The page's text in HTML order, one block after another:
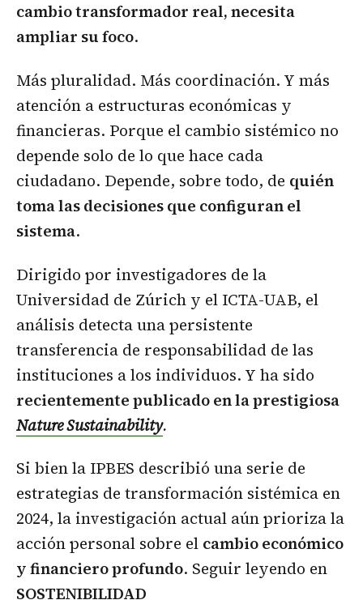
cambio transformador real, necesita
ampliar su foco.
Más pluralidad. Más coordinación. Y más
atención a estructuras económicas y
financieras. Porque el cambio sistémico no
depende solo de lo que hace cada
ciudadano. Depende, sobre todo, de quién
toma las decisiones que configuran el
sistema.
Dirigido por investigadores de la
Universidad de Zúrich y el ICTA-UAB, el
análisis detecta una persistente
transferencia de responsabilidad de las
instituciones a los individuos. Y ha sido
recientemente publicado en la prestigiosa
Nature Sustainability.
Si bien la IPBES describió una serie de
estrategias de transformación sistémica en
2024, la investigación actual aún prioriza la
acción personal sobre el cambio económico
y financiero profundo. Seguir leyendo en
SOSTENIBILIDAD